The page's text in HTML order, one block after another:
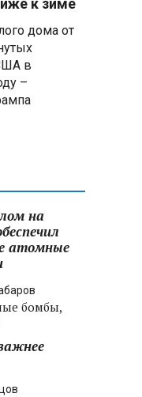
готовится
— МИД
БелАЭС
к зиме
дома от
в
–
на
атомные
бомбы,